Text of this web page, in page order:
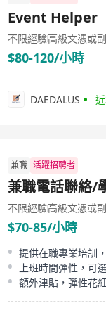
the business expands,
is currently recruiting
strengthen its service
innovation and
Event Helper
不限經驗高級文憑或
$80-120/小時
DAEDALUS
兼職 活躍招聘者
兼職電話聯絡/
不限經驗高級文憑或
$70-85/小時
提供在職專業培訓
上班時間彈性，可
額外津貼，彈性花